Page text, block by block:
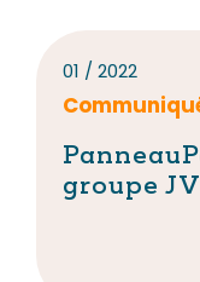
01 / 2022
groupe